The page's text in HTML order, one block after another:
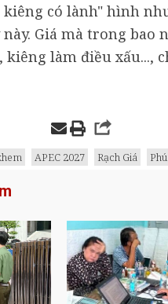
kiêng có lành" hình
Giá mà trong bao
làm điều xấu...,
APEC 2027 Rạch Giá